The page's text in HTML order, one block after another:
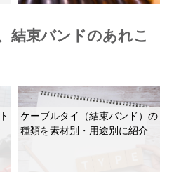
結束バンドのあれこ
ケーブルタイ（結束バンド）の
種類を素材別・用途別に紹介